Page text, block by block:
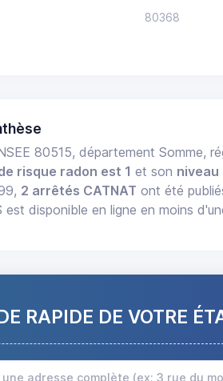
80368
80515, département Somme,
risque radon est 1 et son niveau
2 arrêtés CATNAT ont été
est disponible en ligne en moins
RAPIDE DE VOTRE